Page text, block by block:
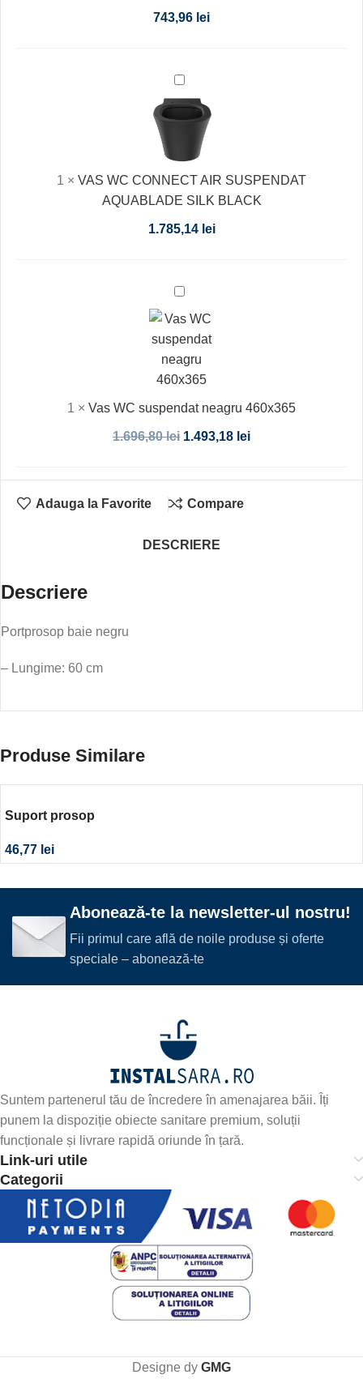
743,96 lei
VAS
WC
CONNECT
SUSPENDAT
AQUABLADE
SILK
BLACK
1 × VAS WC CONNECT AIR SUSPENDAT
AQUABLADE SILK BLACK
1.785,14 lei
Vas
WC
suspendat
460x365
1 × Vas WC suspendat neagru 460x365
1.696,80lei 1.493,18 lei
Adauga la Favorite Compare
DESCRIERE
Descriere
Portprosop baie negru
– Lungime: 60 cm
Produse Similare
Suport prosop
46,77 lei
Abonează-te la newsletter-ul nostru!
Fii primul care află de noile produse și oferte
speciale – abonează-te
Suntem partenerul tău de încredere în amenajarea băii. Îți
punem la dispoziție obiecte sanitare premium, soluții
funcționale și livrare rapidă oriunde în țară.
Link-uri utile
Categorii
Designe dy GMG